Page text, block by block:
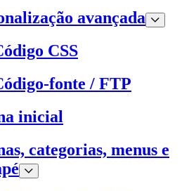
avançada
CSS
fonte / FTP
inicial
categorias, menus e